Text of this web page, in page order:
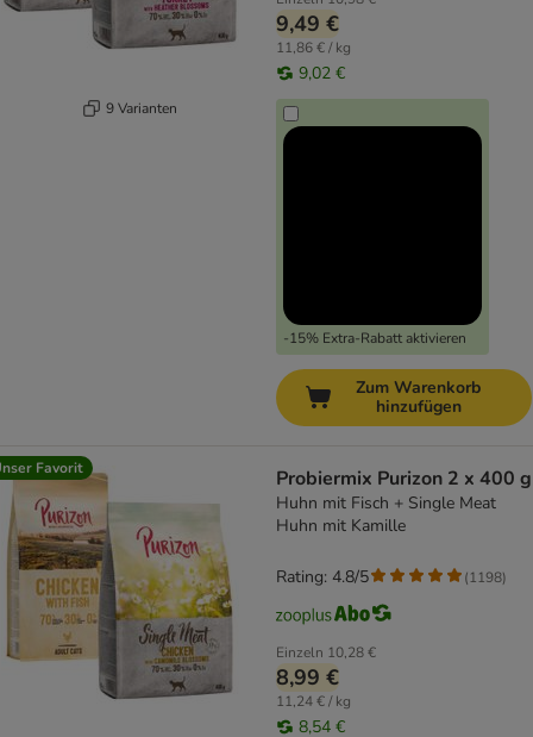
9 Varianten
9,49 €
11,86 € / kg
9,02 €
-15% Extra-Rabatt aktivieren
Zum Warenkorb
hinzufügen
Favorit Probiermix Purizon 2 x 400 g
Huhn mit Fisch + Single Meat
Huhn mit Kamille
Einzeln 10,28 €
8,99 €
11,24 € / kg
8,54 €
Rating: 4.8/5 (1198)